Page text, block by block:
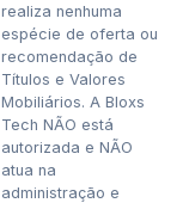
realiza nenhuma
espécie de oferta ou
recomendação de
Títulos e Valores
Mobiliários. A Bloxs
Tech NÃO está
autorizada e NÃO
atua na
administração e